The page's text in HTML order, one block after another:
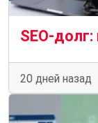
20 дней назад